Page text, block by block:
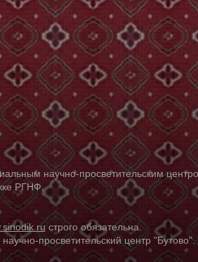
научно-просветительским
РГНФ.
строго обязательна.
просветительский центр "Бутово".